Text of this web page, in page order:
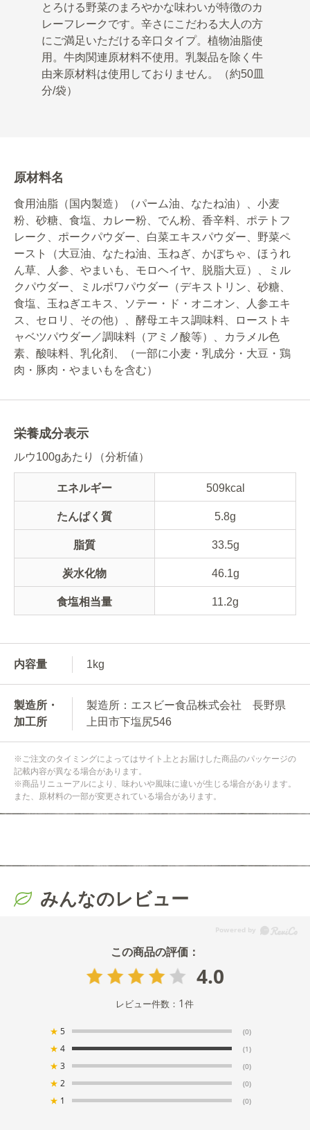
とろける野菜のまろやかな味わいが特徴のカ
レーフレークです。辛さにこだわる大人の方
にご満足いただける辛口タイプ。植物油脂使
用。牛肉関連原材料不使用。乳製品を除く牛
由来原材料は使用しておりません。（約50皿
分/袋）
原材料名
食用油脂（国内製造）（パーム油、なたね油）、小麦
粉、砂糖、食塩、カレー粉、でん粉、香辛料、ポテトフ
レーク、ポークパウダー、白菜エキスパウダー、野菜ペ
ースト（大豆油、なたね油、玉ねぎ、かぼちゃ、ほうれ
ん草、人参、やまいも、モロヘイヤ、脱脂大豆）、ミル
クパウダー、ミルポワパウダー（デキストリン、砂糖、
食塩、玉ねぎエキス、ソテー・ド・オニオン、人参エキ
ス、セロリ、その他）、酵母エキス調味料、ローストキ
ャベツパウダー／調味料（アミノ酸等）、カラメル色
素、酸味料、乳化剤、（一部に小麦・乳成分・大豆・鶏
肉・豚肉・やまいもを含む）
栄養成分表示
ルウ100gあたり（分析値）
エネルギー 509kcal
たんぱく質 5.8g
脂質 33.5g
炭水化物 46.1g
食塩相当量 11.2g
内容量 1kg
製造所・
加工所
製造所：エスビー食品株式会社 長野県
上田市下塩尻546
※ご注文のタイミングによってはサイト上とお届けした商品のパッケージの
記載内容が異なる場合があります。
※商品リニューアルにより、味わいや風味に違いが生じる場合があります。
また、原材料の一部が変更されている場合があります。
みんなのレビュー
4.0
レビュー件数： 1件
★ 5 (0)
★ 4 (1)
★ 3 (0)
★ 2 (0)
★ 1 (0)